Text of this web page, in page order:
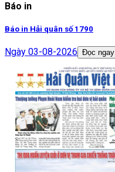
Báo in
Báo in Hải quân số 1790
Ngày 03-08-2026 Đọc ngay